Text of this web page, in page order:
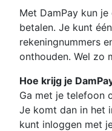
Met DamPay kun
betalen. Je kunt
rekeningnummers
onthouden. Wel zo
Hoe krijg je
Ga met je telefoon
Je komt dan in het
kunt inloggen met